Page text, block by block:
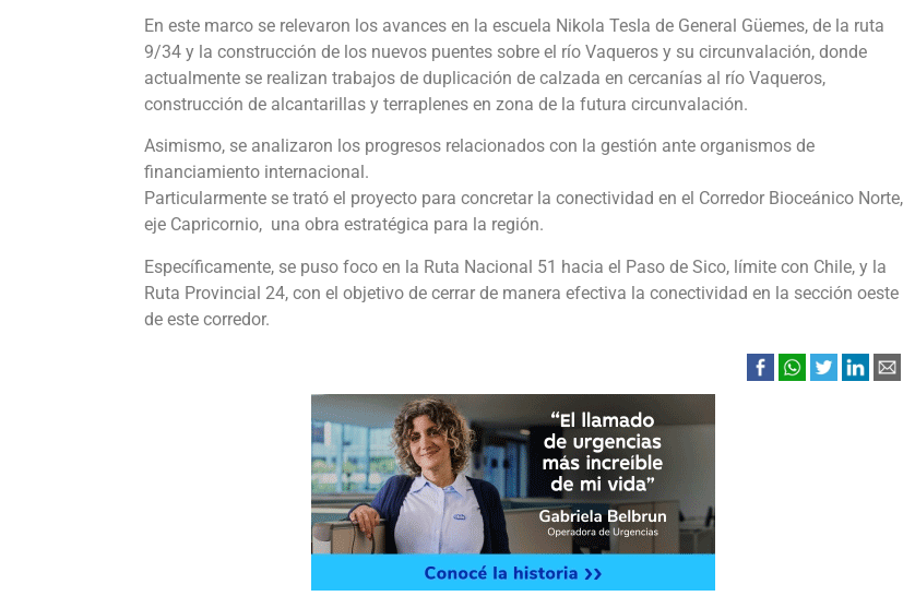
En este marco se relevaron los avances en la escuela Nikola Tesla de General Güemes, de la ruta
9/34 y la construcción de los nuevos puentes sobre el río Vaqueros y su circunvalación, donde
actualmente se realizan trabajos de duplicación de calzada en cercanías al río Vaqueros,
construcción de alcantarillas y terraplenes en zona de la futura circunvalación.
Asimismo, se analizaron los progresos relacionados con la gestión ante organismos de
financiamiento internacional.
Particularmente se trató el proyecto para concretar la conectividad en el Corredor Bioceánico Norte,
eje Capricornio, una obra estratégica para la región.
Específicamente, se puso foco en la Ruta Nacional 51 hacia el Paso de Sico, límite con Chile, y la
Ruta Provincial 24, con el objetivo de cerrar de manera efectiva la conectividad en la sección oeste
de este corredor.